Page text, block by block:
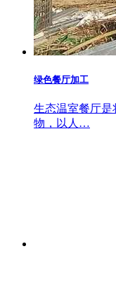
绿色餐厅加工
生态温室餐厅
物，以人…